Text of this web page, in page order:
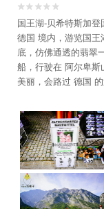
围的是阿尔卑斯山脉
碰到水面了，所以只
冬天游船不去上湖，
了徒步模式。国王湖
路走就行了。森林冬
再走一小段就到了这
不是流星，是喷气式
越走越觉得人迹罕至
再去吧。山路回到沙
这要走四个小时，
示牌再次回到红顶教
顶教堂站的欢迎牌从
湖已经被我列为#要
随便一拍就是壁纸的


国王湖-贝希特斯加
德国 境内，游览国王
底，仿佛通透的翡翠
船，行驶在 阿尔卑斯
美丽，会路过 德国
先坐到尽头欣赏美景
登十来分钟，又会看
茂下船。圣巴尔多禄
它。